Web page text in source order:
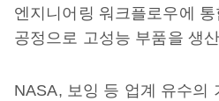
엔지니어링 워크플로우에
공정으로 고성능 부품을 생
NASA, 보잉 등 업계 유수의